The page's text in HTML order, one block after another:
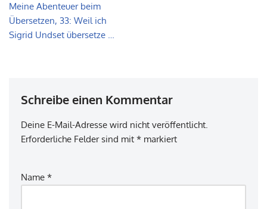
Meine Abenteuer beim
Übersetzen, 33: Weil ich
Sigrid Undset übersetze …
Schreibe einen Kommentar
Deine E-Mail-Adresse wird nicht veröffentlicht.
Erforderliche Felder sind mit * markiert
Name *